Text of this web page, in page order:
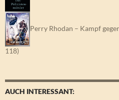
Perry Rhodan – Kampf
118)
AUCH INTERESSANT: